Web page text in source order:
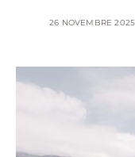
26 NOVEMBRE 2025